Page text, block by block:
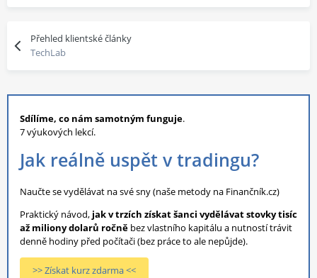
Přehled klientské články
TechLab
Sdílíme, co nám samotným funguje.
7 výukových lekcí.
Jak reálně uspět v tradingu?
Naučte se vydělávat na své sny (naše metody na Finančník.cz)
Praktický návod, jak v trzích získat šanci vydělávat stovky tisíc
až miliony dolarů ročně bez vlastního kapitálu a nutností trávit
denně hodiny před počítači (bez práce to ale nepůjde).
>> Získat kurz zdarma <<